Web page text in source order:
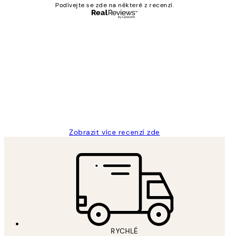
Podívejte se zde na některé z recenzí.
Zobrazit více recenzí zde
RYCHLÉ